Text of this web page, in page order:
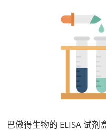
巴傲得生物的 ELISA 试